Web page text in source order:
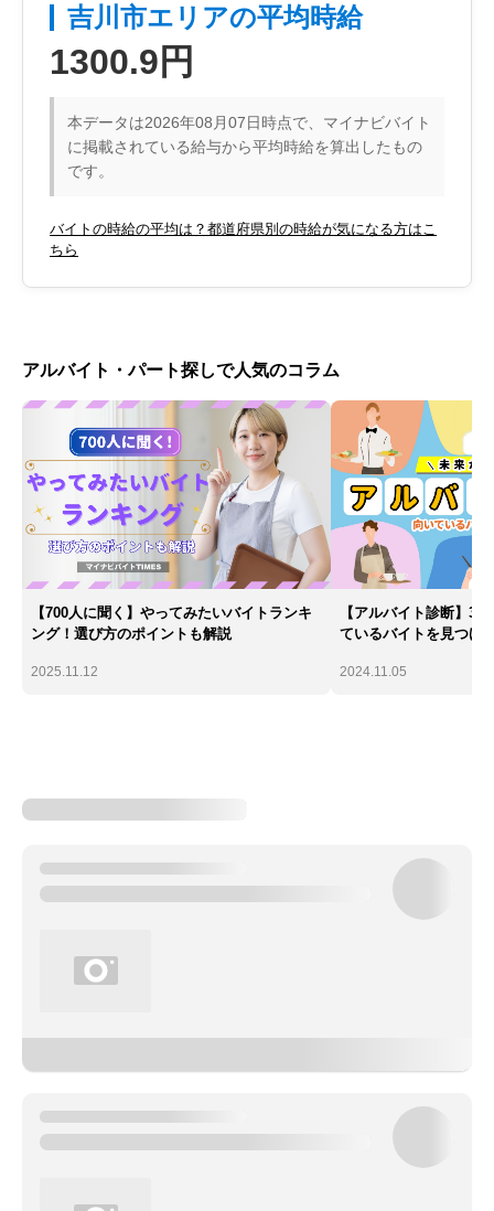
吉川市エリアの平均時給
1300.9円
本データは2026年08月07日時点で、マイナビバイト
に掲載されている給与から平均時給を算出したもの
です。
バイトの時給の平均は？都道府県別の時給が気になる方はこ
ちら
アルバイト・パート探しで人気のコラム
【700人に聞く】やってみたいバイトランキ
ング！選び方のポイントも解説
2025.11.12
【アルバイト診断】
ているバイトを見つけ
2024.11.05